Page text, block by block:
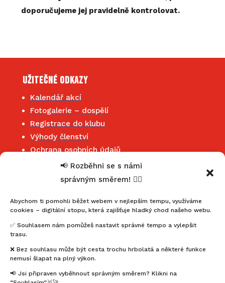
📢 Rozběhni se s námi
správným směrem! 🏃‍♂️
Abychom ti pomohli běžet webem v nejlepším tempu, využíváme
cookies – digitální stopu, která zajišťuje hladký chod našeho webu.
✅ Souhlasem nám pomůžeš nastavit správné tempo a vylepšit
trasu.
❌ Bez souhlasu může být cesta trochu hrbolatá a některé funkce
nemusí šlapat na plný výkon.
📢 Jsi připraven vyběhnout správným směrem? Klikni na
doporučujeme jej pravidelně kontrolovat.
Užitečné odkazy
Kalendář akcí
Fotogalerie – dospělí
Registrace do klubu
Výhody členství
Ochrana osobních údajů
Jihočeský klub maratonců
mahonymartin@seznam.cz
+420 602 352 455
Buďme ve spojení